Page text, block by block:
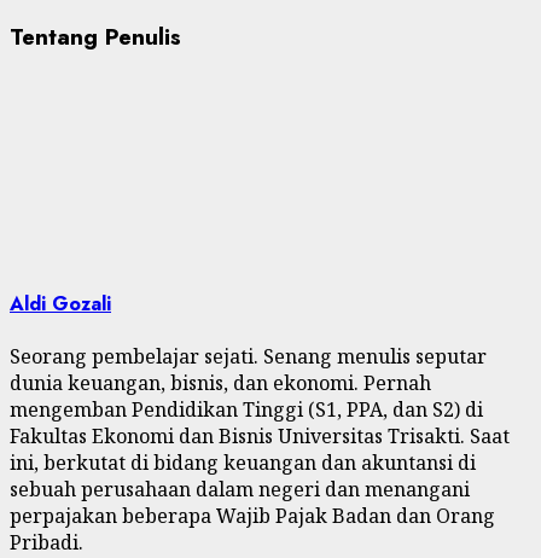
Tentang Penulis
Aldi Gozali
Seorang pembelajar sejati. Senang menulis seputar
dunia keuangan, bisnis, dan ekonomi. Pernah
mengemban Pendidikan Tinggi (S1, PPA, dan S2) di
Fakultas Ekonomi dan Bisnis Universitas Trisakti. Saat
ini, berkutat di bidang keuangan dan akuntansi di
sebuah perusahaan dalam negeri dan menangani
perpajakan beberapa Wajib Pajak Badan dan Orang
Pribadi.